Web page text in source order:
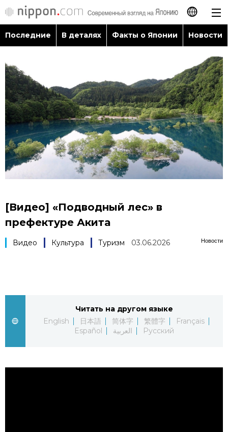
日本語
简体字
繁體字
Français
Español
Последние
В деталях
Факты о Японии
Путеводитель по Японии
Фото/Видео
Японский язык official SNS
Последние В деталях Факты о Японии Новости
[Видео] «Подводный лес» в
префектуре Акита
Новости
Видео Культура Туризм 03.06.2026
Читать на другом языке
English
日本語 简体字 繁體字
Français
Español
العربية Русский